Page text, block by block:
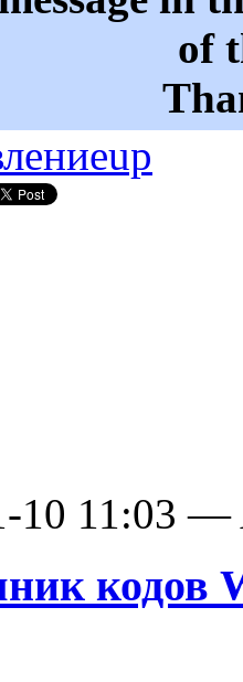
of
up
10 11:03 —
кодов